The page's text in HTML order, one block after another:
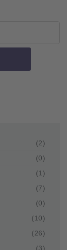
(2)
(0)
(1)
(7)
(0)
(10)
(26)
(3)